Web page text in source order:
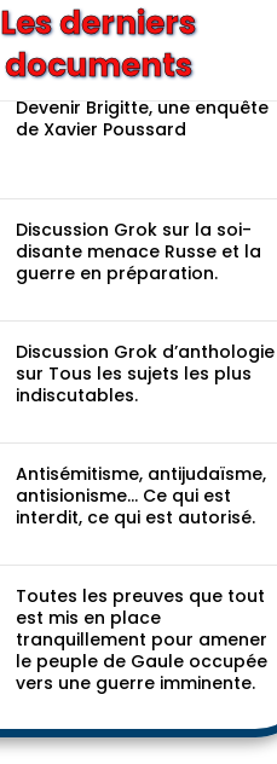
Les derniers
documents
Devenir Brigitte, une enquête
de Xavier Poussard
Discussion Grok sur la soi-
disante menace Russe et la
guerre en préparation.
Discussion Grok d’anthologie
sur Tous les sujets les plus
indiscutables.
Antisémitisme, antijudaïsme,
antisionisme… Ce qui est
interdit, ce qui est autorisé.
Toutes les preuves que tout
est mis en place
tranquillement pour amener
le peuple de Gaule occupée
vers une guerre imminente.